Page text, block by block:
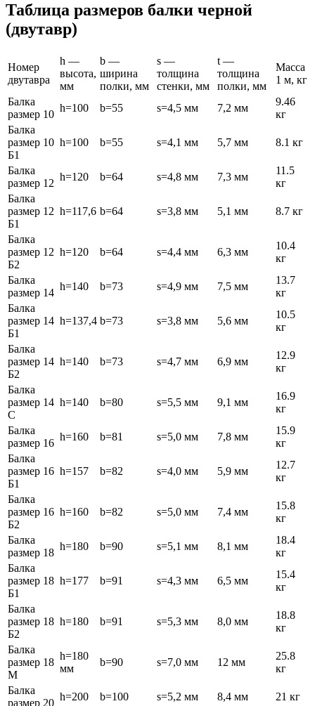
Таблица размеров балки черной
(двутавр)
Номер
двутавра
h —
высота,
мм
b —
ширина
полки, мм
s —
толщина
стенки, мм
t —
толщина
полки, мм
Масса
1 м, кг
Балка
размер 10
h=100 b=55 s=4,5 мм 7,2 мм
9.46
кг
Балка
размер 10
Б1
h=100 b=55 s=4,1 мм 5,7 мм 8.1 кг
Балка
размер 12
h=120 b=64 s=4,8 мм 7,3 мм
11.5
кг
Балка
размер 12
Б1
h=117,6 b=64 s=3,8 мм 5,1 мм 8.7 кг
Балка
размер 12
Б2
h=120 b=64 s=4,4 мм 6,3 мм
10.4
кг
Балка
размер 14
h=140 b=73 s=4,9 мм 7,5 мм
13.7
кг
Балка
размер 14
Б1
h=137,4 b=73 s=3,8 мм 5,6 мм
10.5
кг
Балка
размер 14
Б2
h=140 b=73 s=4,7 мм 6,9 мм
12.9
кг
Балка
размер 14
С
h=140 b=80 s=5,5 мм 9,1 мм
16.9
кг
Балка
размер 16
h=160 b=81 s=5,0 мм 7,8 мм
15.9
кг
Балка
размер 16
Б1
h=157 b=82 s=4,0 мм 5,9 мм
12.7
кг
Балка
размер 16
Б2
h=160 b=82 s=5,0 мм 7,4 мм
15.8
кг
Балка
размер 18
h=180 b=90 s=5,1 мм 8,1 мм
18.4
кг
Балка
размер 18
Б1
h=177 b=91 s=4,3 мм 6,5 мм
15.4
кг
Балка
размер 18
Б2
h=180 b=91 s=5,3 мм 8,0 мм
18.8
кг
Балка
размер 18
М
h=180
мм
b=90 s=7,0 мм 12 мм
25.8
кг
Балка
размер 20
h=200 b=100 s=5,2 мм 8,4 мм 21 кг